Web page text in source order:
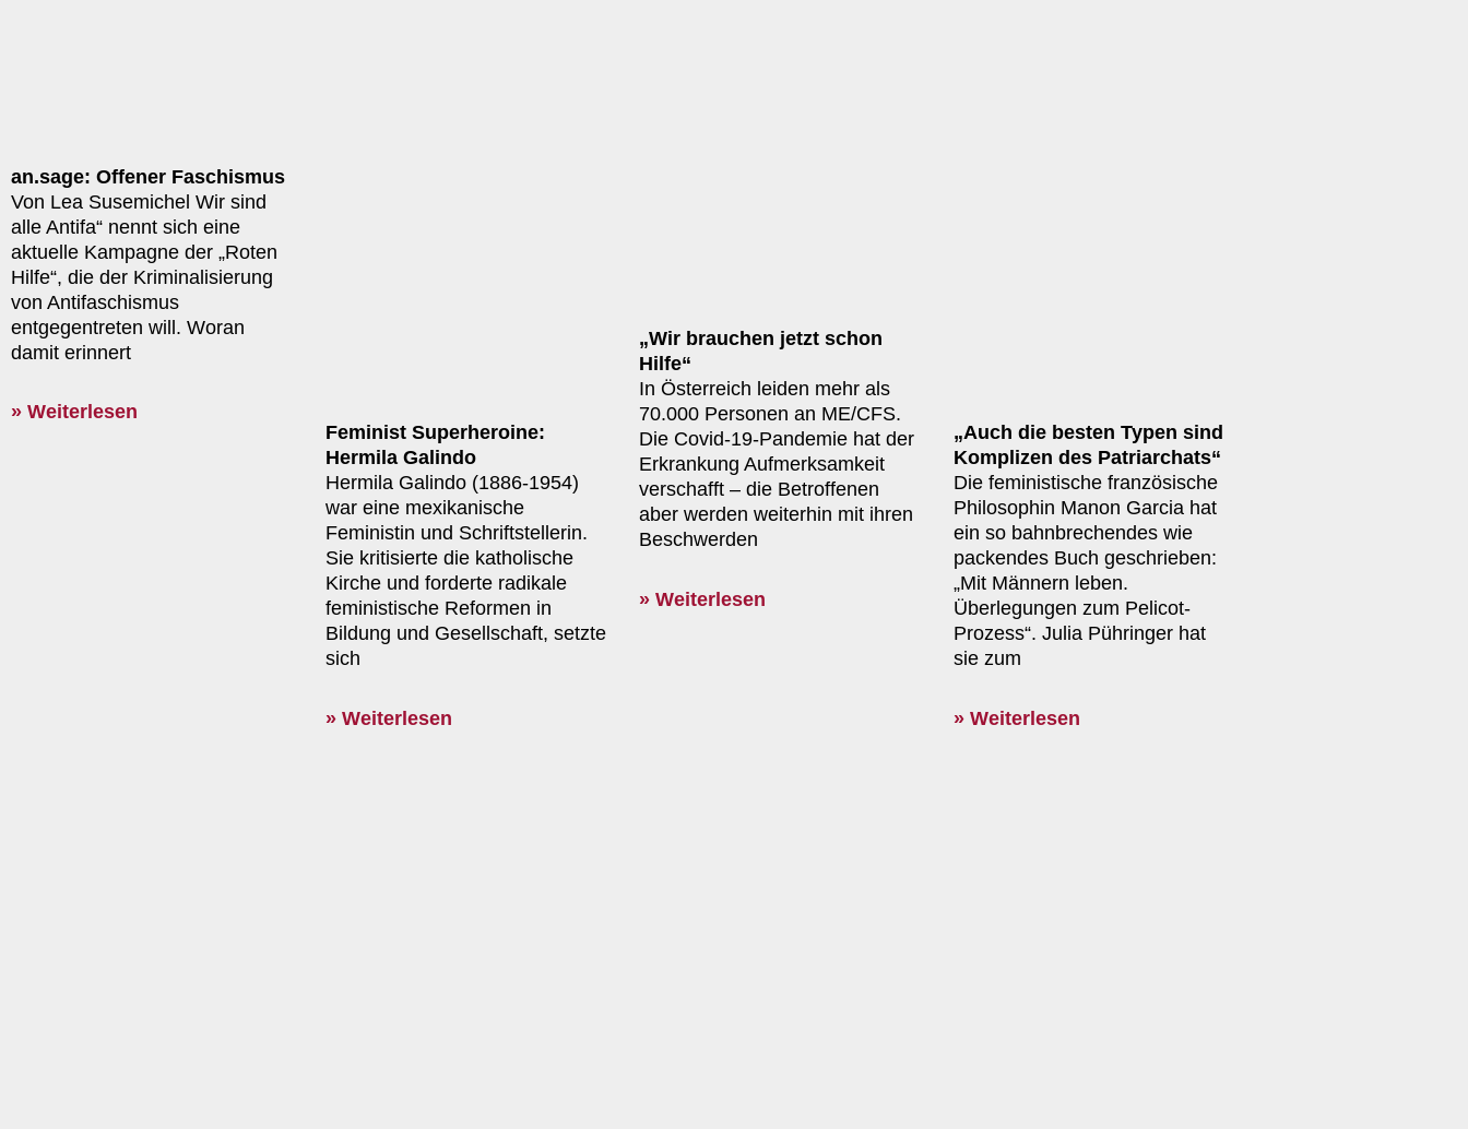
an.sage: Offener Faschismus
Von Lea Susemichel Wir sind
alle Antifa“ nennt sich eine
aktuelle Kampagne der „Roten
Hilfe“, die der Kriminalisierung
von Antifaschismus
entgegentreten will. Woran
damit erinnert
» Weiterlesen
Feminist Superheroine:
Hermila Galindo
Hermila Galindo (1886-1954)
war eine mexikanische
Feministin und Schriftstellerin.
Sie kritisierte die katholische
Kirche und forderte radikale
feministische Reformen in
Bildung und Gesellschaft, setzte
sich
» Weiterlesen
„Wir brauchen jetzt schon
Hilfe“
In Österreich leiden mehr als
70.000 Personen an ME/CFS.
Die Covid-19-Pandemie hat der
Erkrankung Aufmerksamkeit
verschafft – die Betroffenen
aber werden weiterhin mit ihren
Beschwerden
» Weiterlesen
„Auch die besten Typen sind
Komplizen des Patriarchats“
Die feministische französische
Philosophin Manon Garcia hat
ein so bahnbrechendes wie
packendes Buch geschrieben:
„Mit Männern leben.
Überlegungen zum Pelicot-
Prozess“. Julia Pühringer hat
sie zum
» Weiterlesen